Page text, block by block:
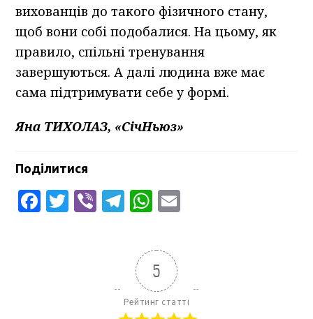
вихованців до такого фізичного стану,
щоб вони собі подобалися. На цьому, як
правило, спільні тренування
завершуються. А далі людина вже має
сама підтримувати себе у формі.
Яна ТИХОЛАЗ, «СічНьюз»
Поділитися
Facebook
Twitter
ViberTelegram
WhatsApp
5
Рейтинг статті